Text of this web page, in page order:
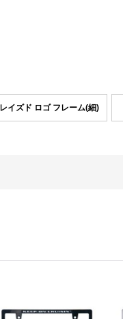
レイズド ロゴ フレーム(細)